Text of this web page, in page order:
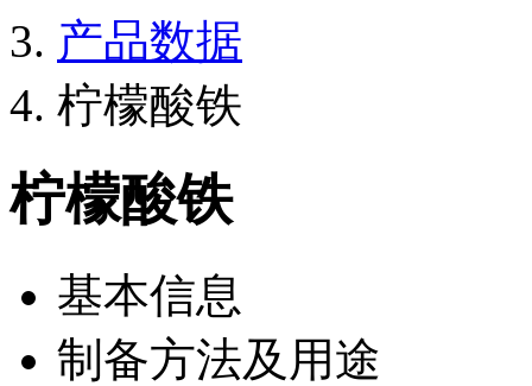
产品数据
柠檬酸铁
柠檬酸铁
基本信息
制备方法及用途